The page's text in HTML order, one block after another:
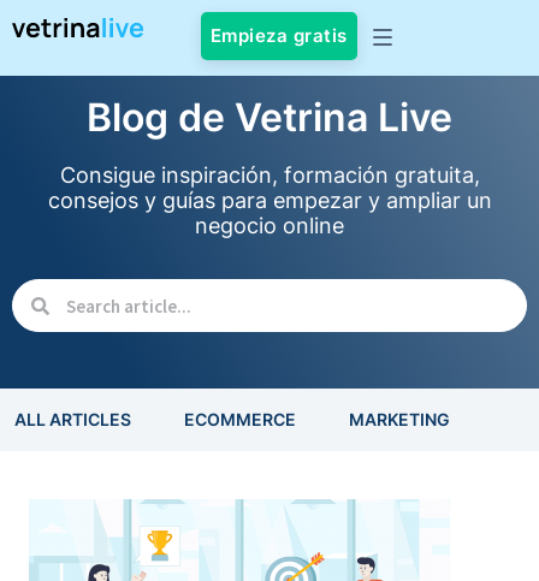
Empieza gratis
Blog de Vetrina Live
Consigue inspiración, formación gratuita,
consejos y guías para empezar y ampliar un
negocio online
ALL ARTICLES ECOMMERCE MARKETING